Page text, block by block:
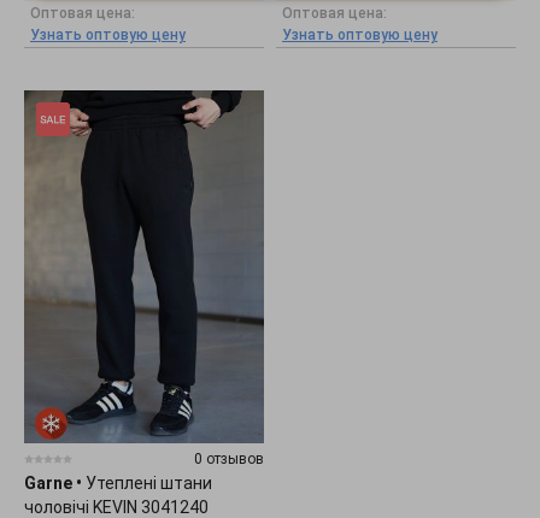
Оптовая цена:
Узнать оптовую цену
Оптовая цена:
Узнать оптовую цену
0 отзывов
Garne • Утеплені штани
чоловічі KEVIN 3041240